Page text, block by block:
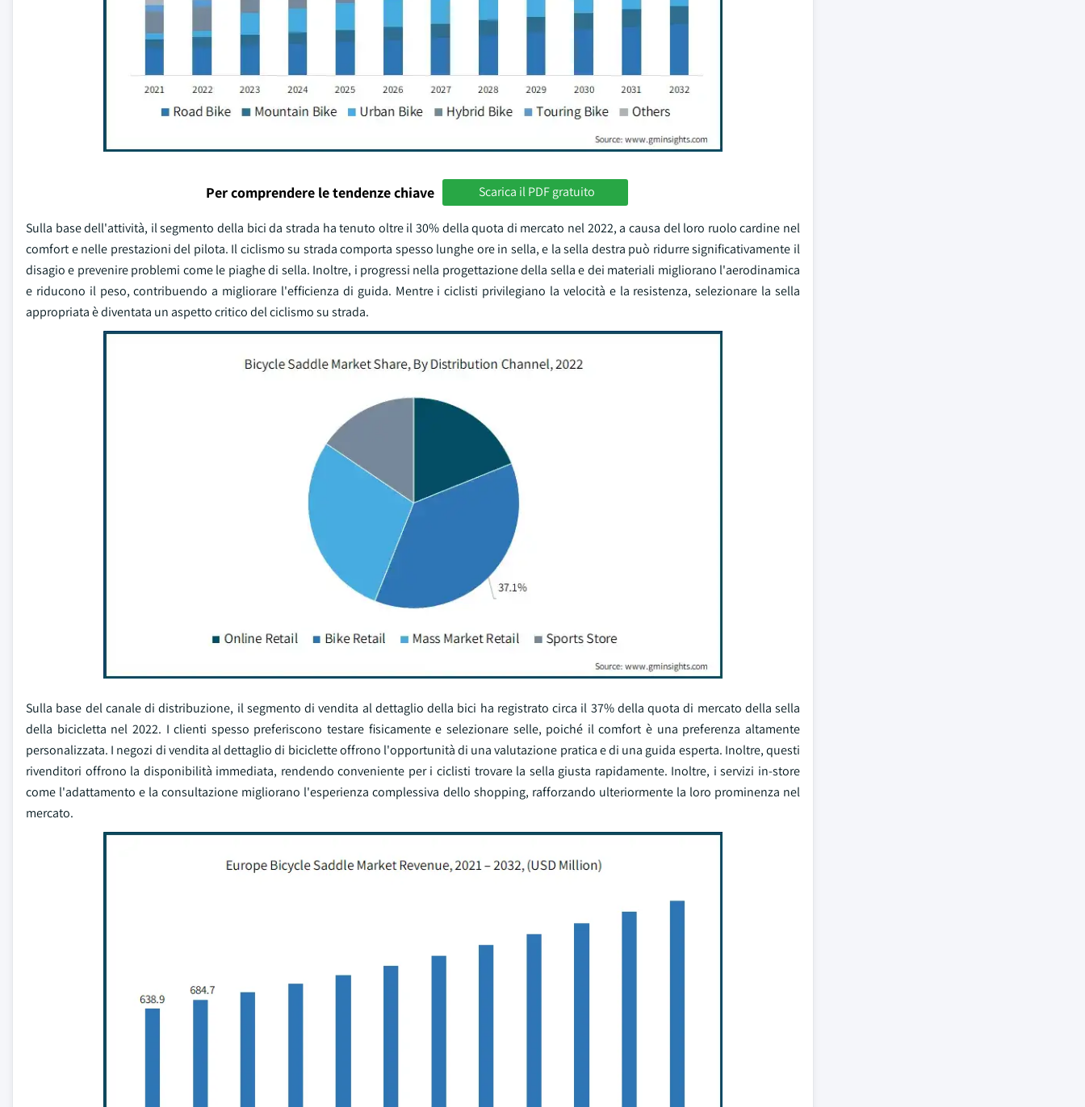
Per comprendere le tendenze chiave Scarica il PDF gratuito
Sulla base dell'attività, il segmento della bici da strada ha tenuto oltre il 30% della quota di mercato nel 2022, a causa del loro ruolo cardine nel
comfort e nelle prestazioni del pilota. Il ciclismo su strada comporta spesso lunghe ore in sella, e la sella destra può ridurre significativamente il
disagio e prevenire problemi come le piaghe di sella. Inoltre, i progressi nella progettazione della sella e dei materiali migliorano l'aerodinamica
e riducono il peso, contribuendo a migliorare l'efficienza di guida. Mentre i ciclisti privilegiano la velocità e la resistenza, selezionare la sella
appropriata è diventata un aspetto critico del ciclismo su strada.
Sulla base del canale di distribuzione, il segmento di vendita al dettaglio della bici ha registrato circa il 37% della quota di mercato della sella
della bicicletta nel 2022. I clienti spesso preferiscono testare fisicamente e selezionare selle, poiché il comfort è una preferenza altamente
personalizzata. I negozi di vendita al dettaglio di biciclette offrono l'opportunità di una valutazione pratica e di una guida esperta. Inoltre, questi
rivenditori offrono la disponibilità immediata, rendendo conveniente per i ciclisti trovare la sella giusta rapidamente. Inoltre, i servizi in-store
come l'adattamento e la consultazione migliorano l'esperienza complessiva dello shopping, rafforzando ulteriormente la loro prominenza nel
mercato.